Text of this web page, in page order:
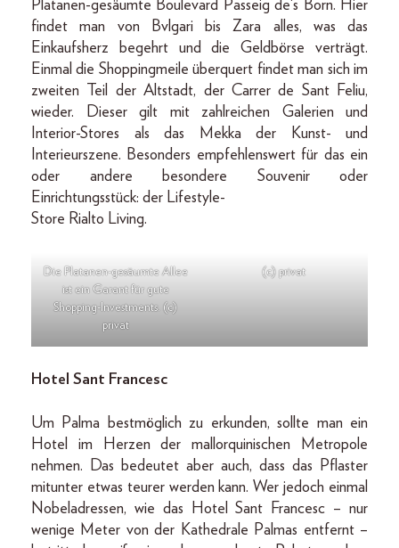
Platanen-gesäumte Boulevard Passeig de‘s Born. Hier
findet man von Bvlgari bis Zara alles, was das
Einkaufsherz begehrt und die Geldbörse verträgt.
Einmal die Shoppingmeile überquert findet man sich im
zweiten Teil der Altstadt, der Carrer de Sant Feliu,
wieder. Dieser gilt mit zahlreichen Galerien und
Interior-Stores als das Mekka der Kunst- und
Interieurszene. Besonders empfehlenswert für das ein
oder andere besondere Souvenir oder
Einrichtungsstück: der Lifestyle-
Store Rialto Living.
Die Platanen-gesäumte Allee
ist ein Garant für gute
Shopping-Investments. (c)
privat
(c) privat
Hotel Sant Francesc
Um Palma bestmöglich zu erkunden, sollte man ein
Hotel im Herzen der mallorquinischen Metropole
nehmen. Das bedeutet aber auch, dass das Pflaster
mitunter etwas teurer werden kann. Wer jedoch einmal
Nobeladressen, wie das Hotel Sant Francesc – nur
wenige Meter von der Kathedrale Palmas entfernt –